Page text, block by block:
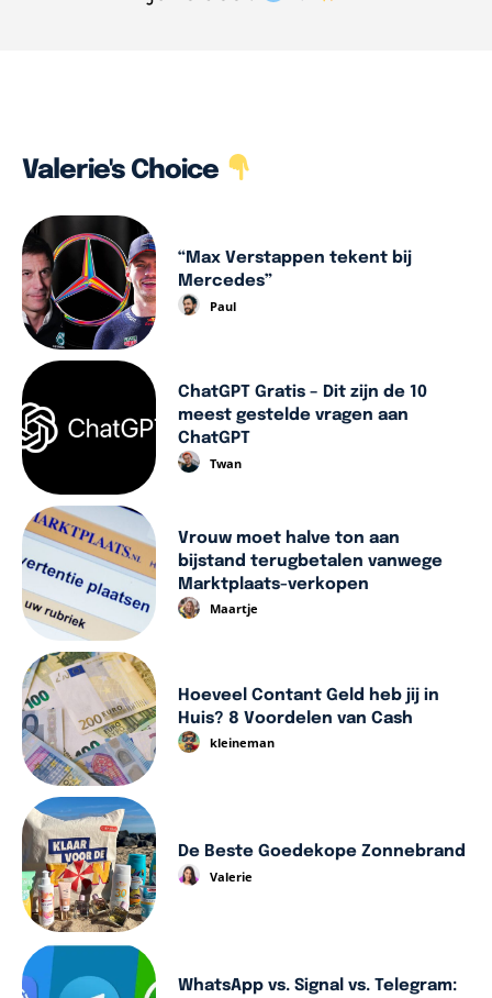
Valerie's Choice
“Max Verstappen tekent bij
Mercedes”
Paul
ChatGPT Gratis – Dit zijn de 10
meest gestelde vragen aan
ChatGPT
Twan
Vrouw moet halve ton aan
bijstand terugbetalen vanwege
Marktplaats-verkopen
Maartje
Hoeveel Contant Geld heb jij in
Huis? 8 Voordelen van Cash
kleineman
De Beste Goedekope Zonnebrand
Valerie
WhatsApp vs. Signal vs. Telegram: